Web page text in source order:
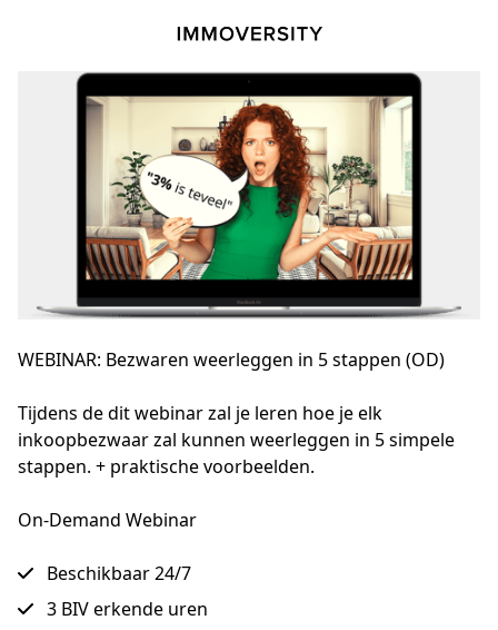
WEBINAR: Bezwaren weerleggen in 5 stappen (OD)
Tijdens de dit webinar zal je leren hoe je elk
inkoopbezwaar zal kunnen weerleggen in 5 simpele
stappen. + praktische voorbeelden.
On-Demand Webinar
Beschikbaar 24/7
3 BIV erkende uren